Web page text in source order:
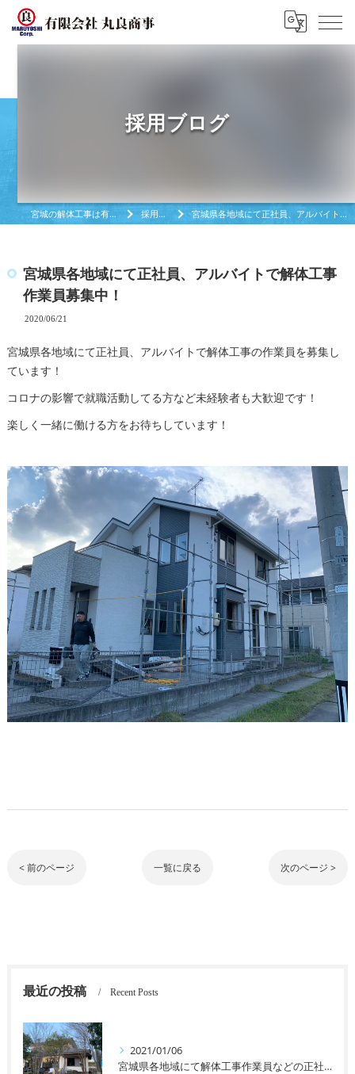
採用ブログ
宮城の解体工事は有限会社丸良商亊 採用ブログ 宮城県各地域にて正社員、アルバイトで解体工事作業員募集中！
宮城県各地域にて正社員、アルバイトで解体工事
作業員募集中！
2020/06/21
宮城県各地域にて正社員、アルバイトで解体工事の作業員を募集し
ています！
コロナの影響で就職活動してる方など未経験者も大歓迎です！
楽しく一緒に働ける方をお待ちしています！
< 前のページ 一覧に戻る 次のページ >
最近の投稿 Recent Posts
2021/01/06
宮城県各地域にて解体工事作業員などの正社員、アルバイトなどを募集しております！未経験者の方や女性の方も大歓迎です！